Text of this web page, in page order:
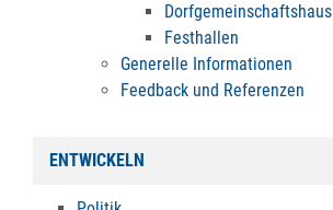
Dorfgemeinschaftshaus
Festhallen
Generelle Informationen
Feedback und Referenzen
ENTWICKELN